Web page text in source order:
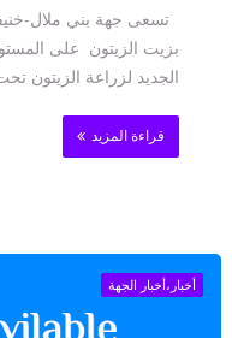
تسعى جهة بني ملال-
بزيت الزيتون على
الجديد لزراعة الزيتون
قراءة المزيد
أخبار،أخبار الجهة